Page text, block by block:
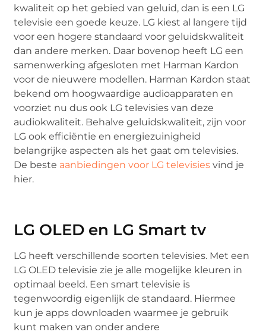
kwaliteit op het gebied van geluid, dan is een LG
televisie een goede keuze. LG kiest al langere tijd
voor een hogere standaard voor geluidskwaliteit
dan andere merken. Daar bovenop heeft LG een
samenwerking afgesloten met Harman Kardon
voor de nieuwere modellen. Harman Kardon staat
bekend om hoogwaardige audioapparaten en
voorziet nu dus ook LG televisies van deze
audiokwaliteit. Behalve geluidskwaliteit, zijn voor
LG ook efficiëntie en energiezuinigheid
belangrijke aspecten als het gaat om televisies.
De beste aanbiedingen voor LG televisies vind je
hier.
LG OLED en LG Smart tv
LG heeft verschillende soorten televisies. Met een
LG OLED televisie zie je alle mogelijke kleuren in
optimaal beeld. Een smart televisie is
tegenwoordig eigenlijk de standaard. Hiermee
kun je apps downloaden waarmee je gebruik
kunt maken van onder andere